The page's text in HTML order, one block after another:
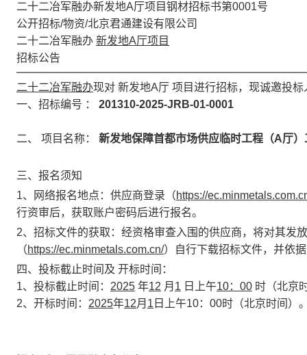
二十二冶军融办新发地A厅项目钢材招标书第0001号
公开招标/物资/北京君通建设有限公司
二十二冶军融办 新发地A厅项目
招标公告
二十二冶军融办现对 新发地A厅 项目进行招标，现诚邀投
一、招标编号 ： 201310-2025-JRB-01-0001
二、 项目名称： 新发地保障首都市场供应临时工程（A厅）
三、 报名须知
1、网络报名地点：供应商登录（https://
行资审后，获取账户密码后进行报名。
2、招标文件的获取：经资格审查入围的供应商，将对其发
（https://ec.minmetals.com.cn/）自行下载招标文件，并依
四、投标截止时间及 开标时间：
1、 投标截止时间： 2025 年12 月 1 日上午10：00 时（北京
2、开标时间： 2025年12月 1 日上午10：00时 （北京时间）